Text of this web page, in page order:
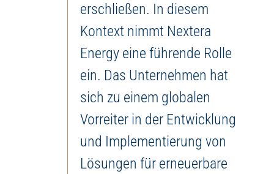
erschließen. In diesem
Kontext nimmt Nextera
Energy eine führende Rolle
ein. Das Unternehmen hat
sich zu einem globalen
Vorreiter in der Entwicklung
und Implementierung von
Lösungen für erneuerbare